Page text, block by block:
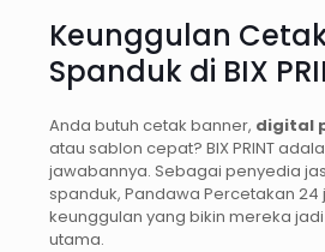
Keunggulan
Spanduk di BIX
Anda butuh cetak banner, digital
atau sablon cepat? BIX PRINT
jawabannya. Sebagai penyedia
spanduk, Pandawa Percetakan 24
keunggulan yang bikin mereka
utama.